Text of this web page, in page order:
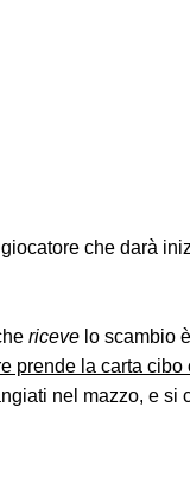
che darà
riceve lo scambio è
prende la carta cibo
nel mazzo, e si